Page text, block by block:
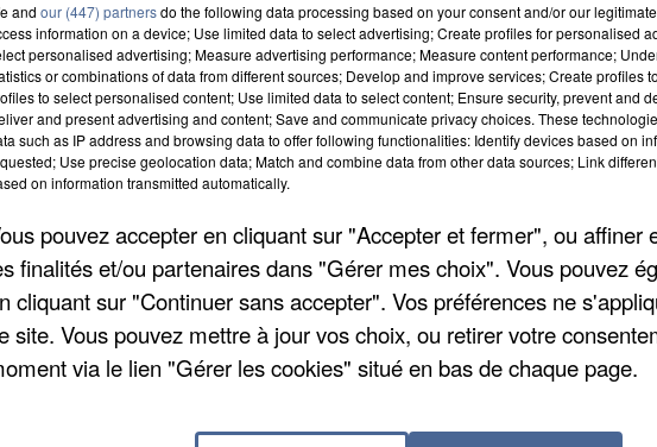
15 heures à 19h30. Elle se déroulera lieu à l'école Sainte-
au total. Vous pouvez venir même après une injection de
de votre pièce d'identité. Il est également recommandé de
and our (447) partnersdo the following data processing based on your consent and/or our
information on a device; Use limited data to select advertising; Create profiles for personalised
personalised advertising; Measure advertising performance; Measure content performance;
or combinations of data from different sources; Develop and improve services; Create profiles
to select personalised content; Use limited data to select content; Ensure security, prevent and
and present advertising and content; Save and communicate privacy choices. These
such as IP address and browsing data to offer following functionalities: Identify devices based on
Use precise geolocation data; Match and combine data from other data sources; Link
on information transmitted automatically.
pouvez accepter en cliquant sur "Accepter et fermer", ou affiner
finalités et/ou partenaires dans "Gérer mes choix". Vous pouvez
cliquant sur "Continuer sans accepter". Vos préférences ne
site. Vous pouvez mettre à jour vos choix, ou retirer votre
via le lien "Gérer les cookies" situé en bas de chaque page.